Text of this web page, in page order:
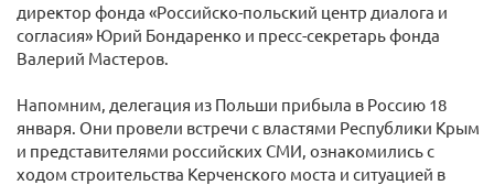
директор фонда «Российско-польский центр диалога и
согласия» Юрий Бондаренко и пресс-секретарь фонда
Валерий Мастеров.
Напомним, делегация из Польши прибыла в Россию 18
января. Они провели встречи с властями Республики Крым
и представителями российских СМИ, ознакомились с
ходом строительства Керченского моста и ситуацией в